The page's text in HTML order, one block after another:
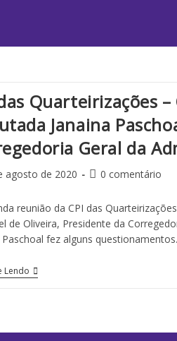
Quarteirizações
Janaina
Geral da
agosto de 2020 0 comentário
reunião da CPI das
de Oliveira, Presidente da
Paschoal fez alguns
Lendo